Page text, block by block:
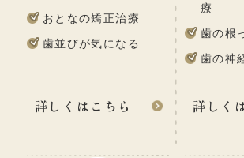
おとなの矯正治療
歯並びが気になる
詳しくはこちら
療
歯の根
歯の神
詳しく